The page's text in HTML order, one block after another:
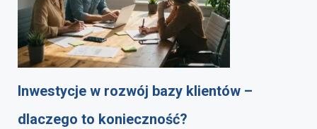
Inwestycje w rozwój bazy klientów –
dlaczego to konieczność?